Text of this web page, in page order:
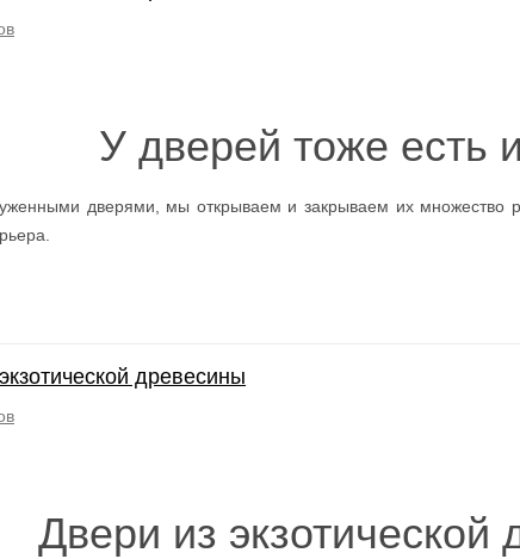
У дверей тоже есть
дверями, мы открываем и закрываем их множество
древесины
Двери из экзотической